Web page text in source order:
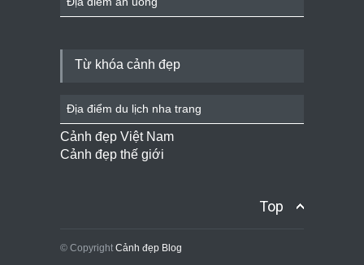
Từ khóa cảnh đẹp
Địa điểm du lịch nha trang
Cảnh đẹp Việt Nam
Cảnh đẹp thế giới
Top
© Copyright Cảnh đẹp Blog